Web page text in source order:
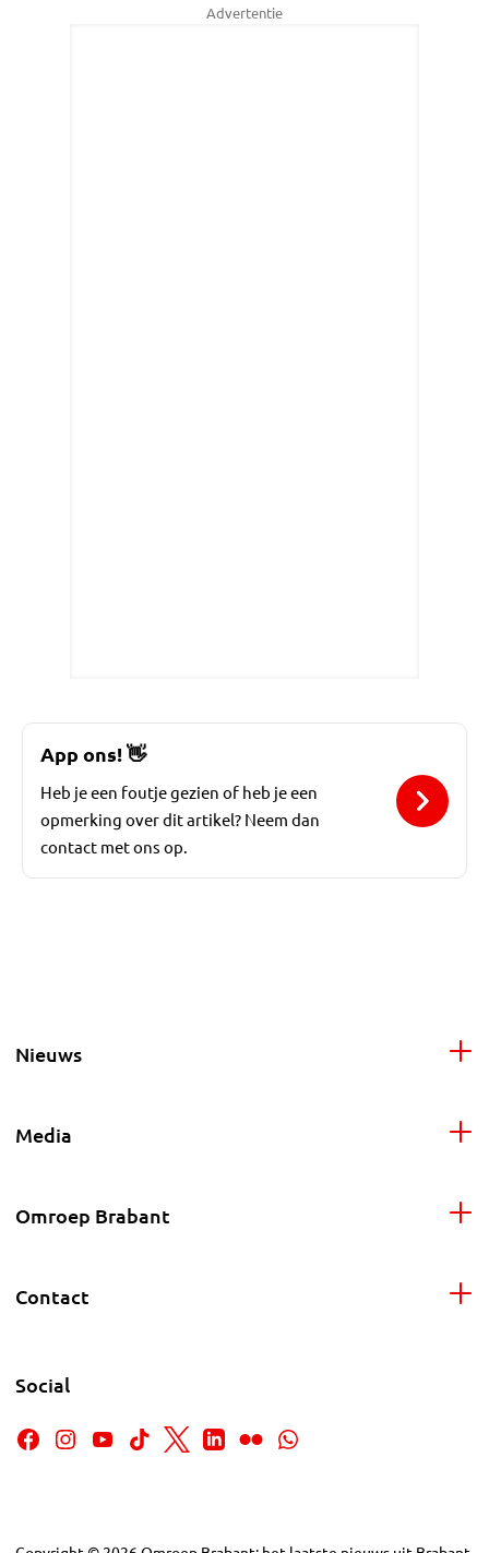
Advertentie
App ons!👋
Heb je een foutje gezien of heb je een
opmerking over dit artikel? Neem dan
contact met ons op.
Nieuws
Media
Omroep Brabant
Contact
Social